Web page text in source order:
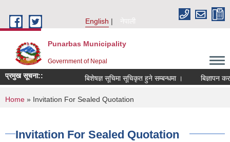
English
नेपाली
Punarbas Municipality
Government of Nepal
प्रमुख सूचना:: बिशेषज्ञ सूचिमा सूचिकृत हुने सम्बन्धमा । बिज्ञापन
You are here
Home » Invitation For Sealed Quotation
Invitation For Sealed Quotation